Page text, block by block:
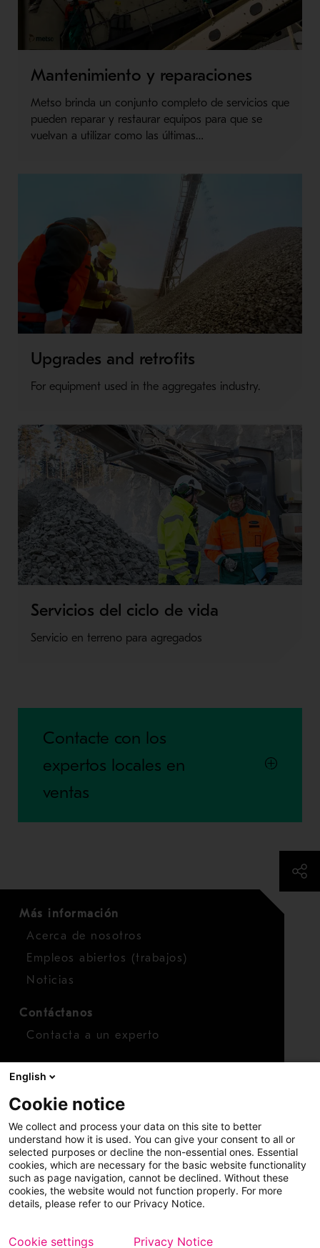
Mantenimiento y reparaciones
Metso brinda un conjunto completo de servicios que
pueden reparar y restaurar equipos para que se
vuelvan a utilizar como las últimas…
Upgrades and retrofits
For equipment used in the aggregates industry.
Servicios del ciclo de vida
Servicio en terreno para agregados
Contacte con los
expertos locales en
ventas
Más información
Acerca de nosotros
Empleos abiertos (trabajos)
Noticias
Contáctanos
Contacta a un experto
Finanzas
Acciones
English
Cookie notice
We collect and process your data on this site to better
understand how it is used. You can give your consent to all or
selected purposes or decline the non-essential ones. Essential
cookies, which are necessary for the basic website functionality
such as page navigation, cannot be declined. Without these
cookies, the website would not function properly. For more
details, please refer to our Privacy Notice.
Cookie settings Privacy Notice